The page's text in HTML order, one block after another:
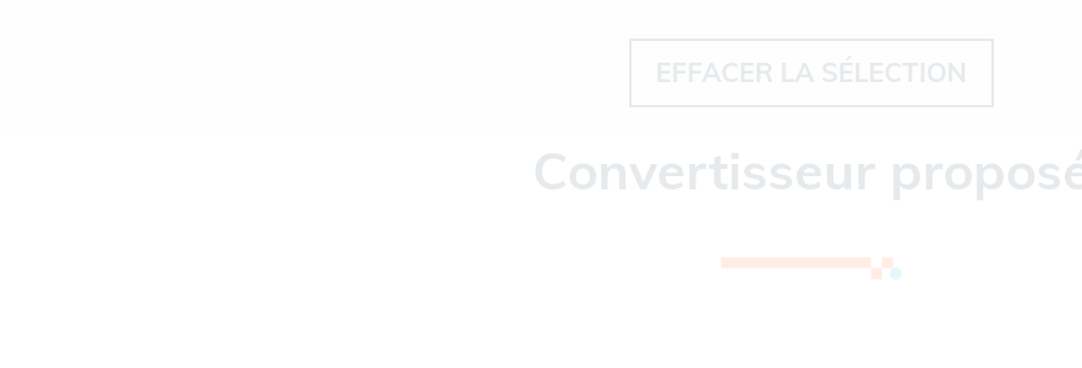
EFFACER LA SÉLECTION
Convertisseur